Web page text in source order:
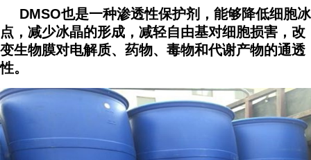
DMSO也是一种渗透性保护剂，能够降低细胞冰
点，减少冰晶的形成，减轻自由基对细胞损害，改
变生物膜对电解质、药物、毒物和代谢产物的通透
性。